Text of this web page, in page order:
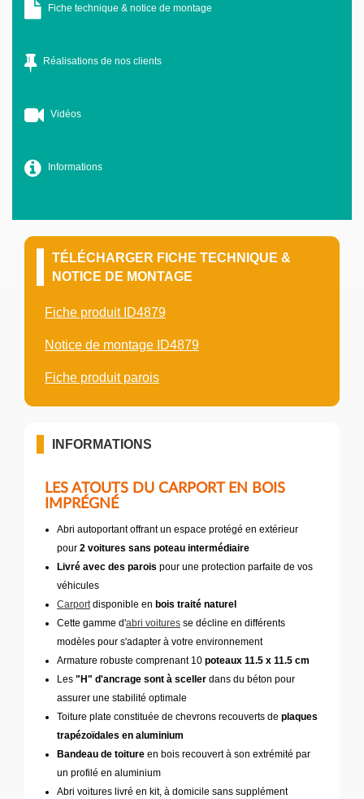
Fiche technique & notice de montage
Réalisations de nos clients
Vidéos
Informations
TÉLÉCHARGER FICHE TECHNIQUE &
NOTICE DE MONTAGE
Fiche produit ID4879
Notice de montage ID4879
Fiche produit parois
INFORMATIONS
LES ATOUTS DU CARPORT EN BOIS
IMPRÉGNÉ
Abri autoportant offrant un espace protégé en extérieur
pour 2 voitures sans poteau intermédiaire
Livré avec des parois pour une protection parfaite de vos
véhicules
Carportdisponible en bois traité naturel
Cette gamme d'abri voitures se décline en différents
modèles pour s'adapter à votre environnement
Armature robuste comprenant 10 poteaux 11.5 x 11.5 cm
Les "H" d'ancrage sont à sceller dans du béton pour
assurer une stabilité optimale
Toiture plate constituée de chevrons recouverts de plaques
trapézoïdales en aluminium
Bandeau de toiture en bois recouvert à son extrémité par
un profilé en aluminium
Abri voitures livré en kit, à domicile sans supplément